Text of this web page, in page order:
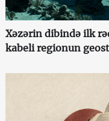
Xəzərin dibində ilk
kabeli regionun